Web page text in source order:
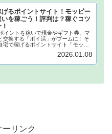
げるポイントサイト！モッピー
を稼ごう！評判は？稼ぐコツ
イントを稼いで現金やギフト券、マ
交換する「ポイ活」がブームに！そ
宅で稼げるポイントサイト「モッピ
されています！モッピーに登録し、
ントを稼げば、あなたも月1万円稼ぐ
2026.01.08
ーリンク